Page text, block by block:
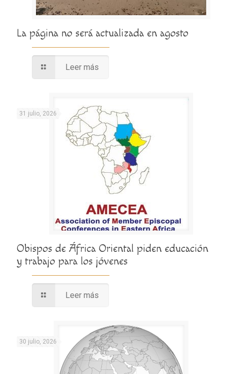
La página no será actualizada en agosto
Leer más
31 julio, 2026
Obispos de África Oriental piden educación
y trabajo para los jóvenes
Leer más
30 julio, 2026